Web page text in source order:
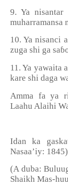
9. Ya nisantar
muharramansa
10. Ya nisanci
zuga shi ga saɓ
11. Ya yawaita
kare shi daga
Amma fa ya
Laahu Alaihi
Idan ka
Nasaa’iy:
(A duba:
Shaikh Mas-